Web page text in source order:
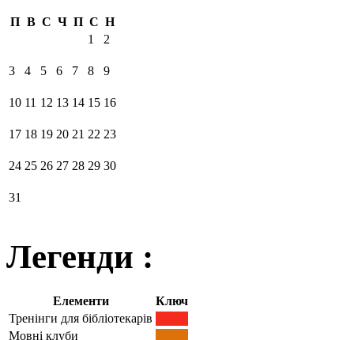
П В С Ч П С Н
1
2
3 4 5 6 7 8 9
10 11 12 13 14 15 16
17 18 19 20 21 22 23
24 25 26 27 28 29 30
31
Легенди :
Елементи
Ключ
Тренінги для бібліотекарів
Мовні клуби